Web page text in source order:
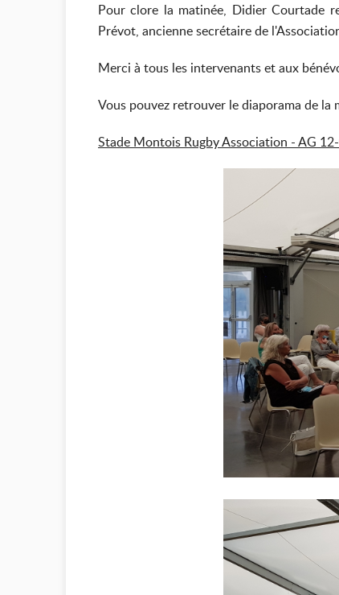
Pour clore la matinée, Didier Courtade
Prévot, ancienne secrétaire de
Merci à tous les intervenants et aux
Vous pouvez retrouver le diaporama de
Stade Montois Rugby Association - AG